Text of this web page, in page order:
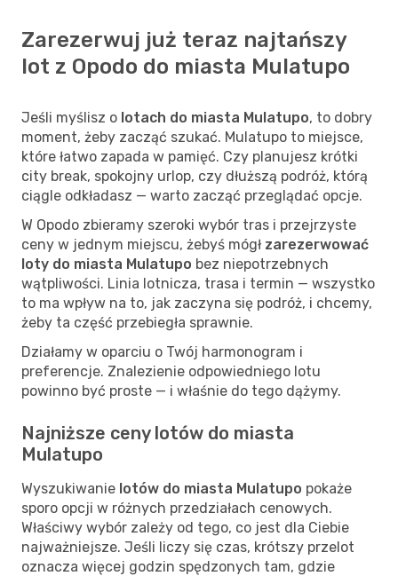
Zarezerwuj już teraz najtańszy
lot z Opodo do miasta Mulatupo
Jeśli myślisz o lotach do miasta Mulatupo, to dobry
moment, żeby zacząć szukać. Mulatupo to miejsce,
które łatwo zapada w pamięć. Czy planujesz krótki
city break, spokojny urlop, czy dłuższą podróż, którą
ciągle odkładasz — warto zacząć przeglądać opcje.
W Opodo zbieramy szeroki wybór tras i przejrzyste
ceny w jednym miejscu, żebyś mógł zarezerwować
loty do miasta Mulatupo bez niepotrzebnych
wątpliwości. Linia lotnicza, trasa i termin — wszystko
to ma wpływ na to, jak zaczyna się podróż, i chcemy,
żeby ta część przebiegła sprawnie.
Działamy w oparciu o Twój harmonogram i
preferencje. Znalezienie odpowiedniego lotu
powinno być proste — i właśnie do tego dążymy.
Najniższe ceny lotów do miasta
Mulatupo
Wyszukiwanie lotów do miasta Mulatupo pokaże
sporo opcji w różnych przedziałach cenowych.
Właściwy wybór zależy od tego, co jest dla Ciebie
najważniejsze. Jeśli liczy się czas, krótszy przelot
oznacza więcej godzin spędzonych tam, gdzie